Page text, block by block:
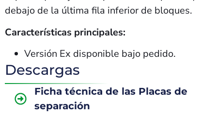
debajo de la última fila inferior de bloques.
Características principales:
Versión Ex disponible bajo pedido.
Descargas
Ficha técnica de las Placas de
separación